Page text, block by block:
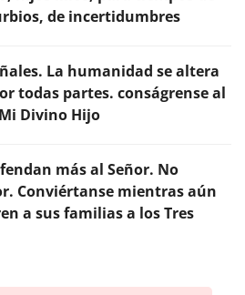
de incertidumbres
La humanidad se altera
todas partes. conságrense al
Divino Hijo
más al Señor. No
Conviértanse mientras aún
a sus familias a los Tres